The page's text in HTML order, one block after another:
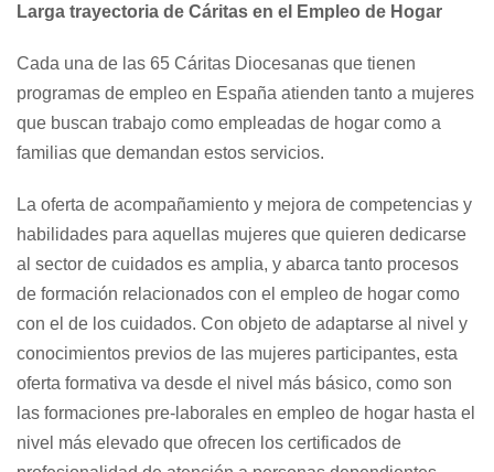
Larga trayectoria de Cáritas en el Empleo de Hogar
Cada una de las 65 Cáritas Diocesanas que tienen
programas de empleo en España atienden tanto a mujeres
que buscan trabajo como empleadas de hogar como a
familias que demandan estos servicios.
La oferta de acompañamiento y mejora de competencias y
habilidades para aquellas mujeres que quieren dedicarse
al sector de cuidados es amplia, y abarca tanto procesos
de formación relacionados con el empleo de hogar como
con el de los cuidados. Con objeto de adaptarse al nivel y
conocimientos previos de las mujeres participantes, esta
oferta formativa va desde el nivel más básico, como son
las formaciones pre-laborales en empleo de hogar hasta el
nivel más elevado que ofrecen los certificados de